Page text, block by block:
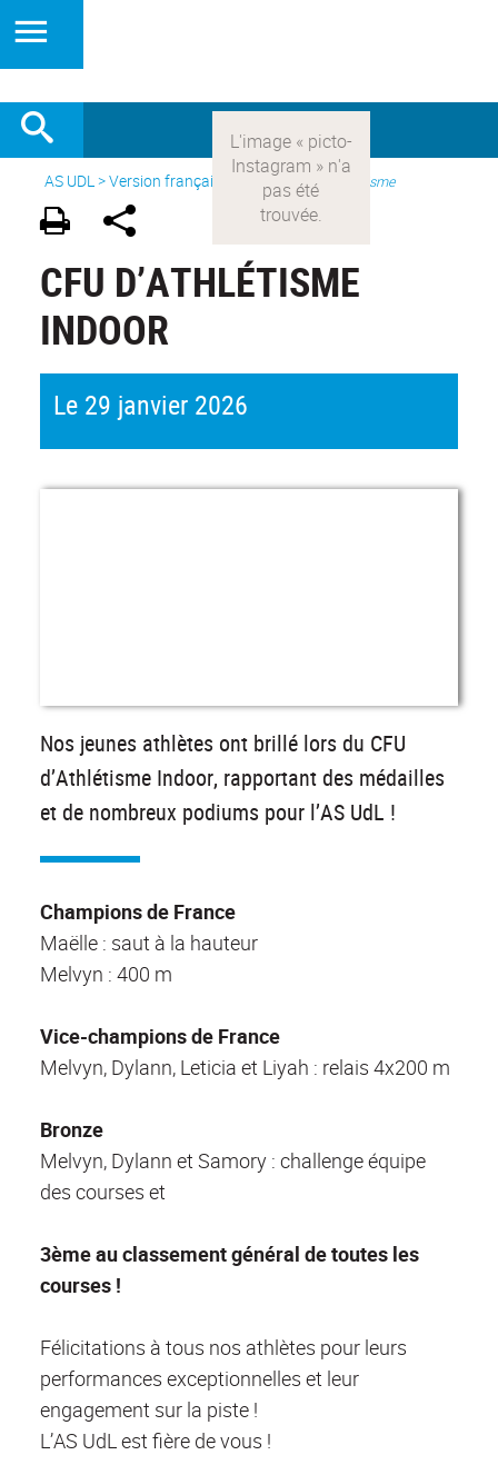
AS UDL>Version française > Les sports > Athlétisme
CFU D’ATHLÉTISME
INDOOR
Le 29 janvier 2026
Nos jeunes athlètes ont brillé lors du CFU
d’Athlétisme Indoor, rapportant des médailles
et de nombreux podiums pour l’AS UdL !
Champions de France
Maëlle : saut à la hauteur
Melvyn : 400 m
Vice-champions de France
Melvyn, Dylann, Leticia et Liyah : relais 4x200 m
Bronze
Melvyn, Dylann et Samory : challenge équipe
des courses et
3ème au classement général de toutes les
courses !
Félicitations à tous nos athlètes pour leurs
performances exceptionnelles et leur
engagement sur la piste !
L’AS UdL est fière de vous !